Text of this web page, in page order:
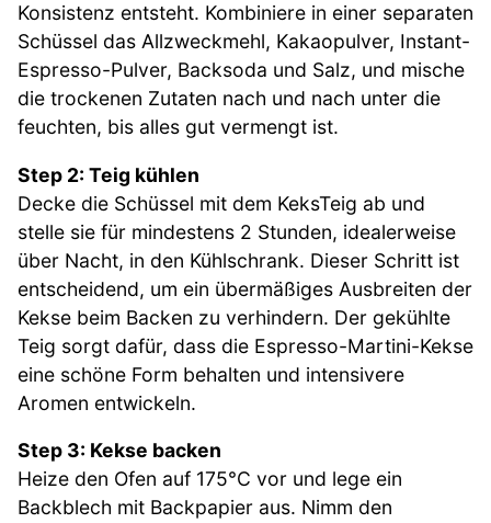
Konsistenz entsteht. Kombiniere in einer separaten
Schüssel das Allzweckmehl, Kakaopulver, Instant-
Espresso-Pulver, Backsoda und Salz, und mische
die trockenen Zutaten nach und nach unter die
feuchten, bis alles gut vermengt ist.
Step 2: Teig kühlen
Decke die Schüssel mit dem KeksTeig ab und
stelle sie für mindestens 2 Stunden, idealerweise
über Nacht, in den Kühlschrank. Dieser Schritt ist
entscheidend, um ein übermäßiges Ausbreiten der
Kekse beim Backen zu verhindern. Der gekühlte
Teig sorgt dafür, dass die Espresso-Martini-Kekse
eine schöne Form behalten und intensivere
Aromen entwickeln.
Step 3: Kekse backen
Heize den Ofen auf 175°C vor und lege ein
Backblech mit Backpapier aus. Nimm den